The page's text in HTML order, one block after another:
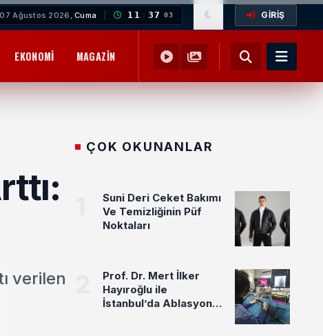
07 Ağustos 2026,Cuma 11 : 37 05 GİRİŞ
EKONOMI MAGAZIN YEMEK TARIFLERI SAĞLIK
verilen
ÇOK OKUNANLAR
Suni Deri Ceket Bakımı
Ve Temizliğinin Püf
Noktaları
Prof. Dr. Mert İlker
Hayıroğlu ile
İstanbul’da Ablasyon